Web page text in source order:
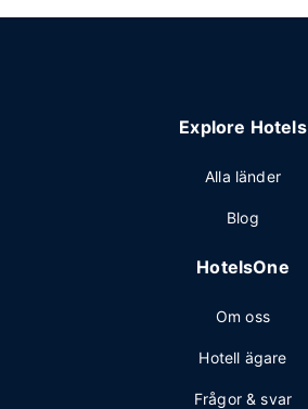
Explore Hotels
Alla länder
Blog
HotelsOne
Om oss
Hotell ägare
Frågor & svar